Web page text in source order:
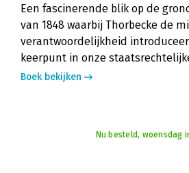
Een fascinerende blik op de
van 1848 waarbij Thorbecke de
verantwoordelijkheid
keerpunt in onze
Boek bekijken
Nu besteld, woensdag